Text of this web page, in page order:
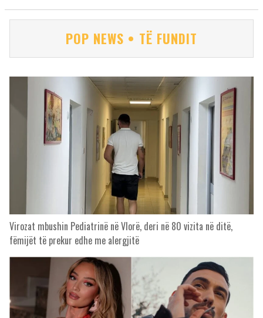
POP NEWS • TË FUNDIT
Virozat mbushin Pediatrinë në Vlorë, deri në 80 vizita në ditë,
fëmijët të prekur edhe me alergjitë